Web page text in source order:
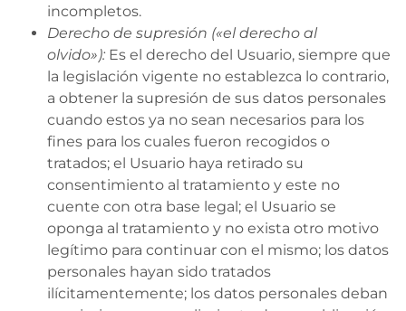
incompletos.
Derecho de supresión («el derecho al
olvido»): Es el derecho del Usuario, siempre que
la legislación vigente no establezca lo contrario,
a obtener la supresión de sus datos personales
cuando estos ya no sean necesarios para los
fines para los cuales fueron recogidos o
tratados; el Usuario haya retirado su
consentimiento al tratamiento y este no
cuente con otra base legal; el Usuario se
oponga al tratamiento y no exista otro motivo
legítimo para continuar con el mismo; los datos
personales hayan sido tratados
ilícitamentemente; los datos personales deban